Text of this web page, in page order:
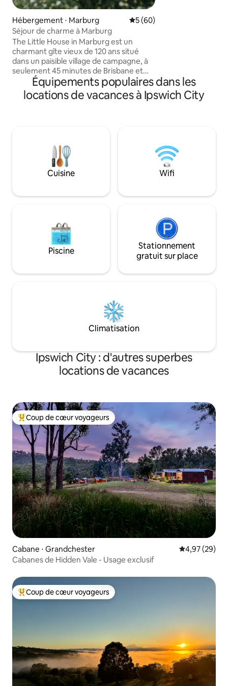
Hébergement ⋅ Marburg Évaluation moyenne sur la
5 (60)
Séjour de charme à Marburg
The Little House in Marburg est un
charmant gîte vieux de 120 ans situé
dans un paisible village de campagne, à
seulement 45 minutes de Brisbane et
porte d'entrée vers les régions de
Lockyer, Scenic Rim, Somerset et
Toowoomba. Parfait pour les couples ou
décorées, d'une baignoire à pieds
griffes, d'un foyer et d'un chargeur pour
véhicules électriques. Dégustez du vin
sur la terrasse, promenez-vous
l'hôtel, ou séjournez à proximité de lieux
Équipements populaires dans les
locations de vacances à Ipswich City
Cuisine Wifi
Piscine
Stationnement
gratuit sur place
Climatisation
Ipswich City : d'autres superbes
locations de vacances
Coups de cœur voyageurs les plus appréciés
Coup de cœur voyageurs
Cabane ⋅ Grandchester Évaluation
4,97 (29)
Cabanes de Hidden Vale - Usage exclusif
Coups de cœur voyageurs les plus appréciés
Coup de cœur voyageurs